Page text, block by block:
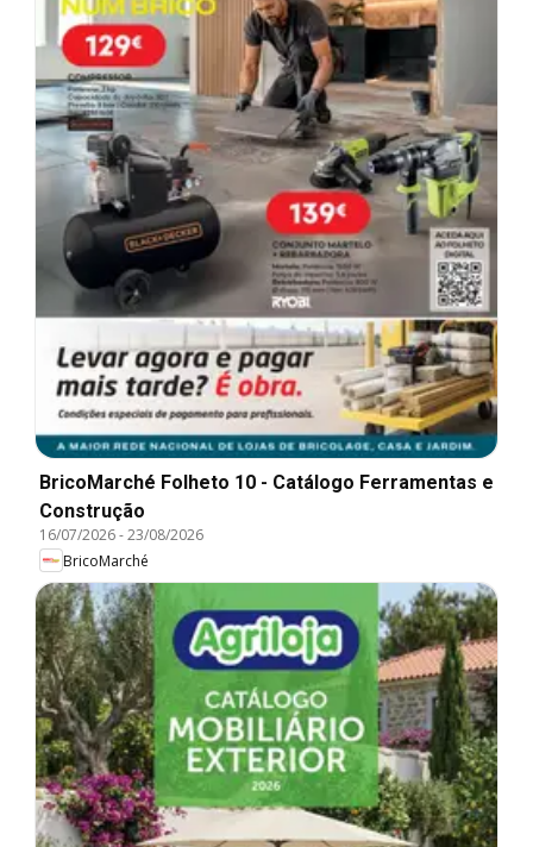
BricoMarché Folheto 10 - Catálogo Ferramentas e
Construção
16/07/2026-23/08/2026
BricoMarché